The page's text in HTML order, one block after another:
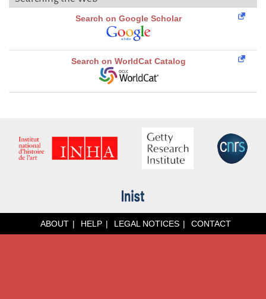
Search on Google Scholar
Search on WorldCat Catalog
ABOUT HELP LEGAL NOTICES CONTACT